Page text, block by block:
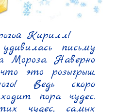
Кирилл!
письму
Мороза. Наверно
это розыгрыш.
Ведь скоро
пора чудес.
чудес, самых